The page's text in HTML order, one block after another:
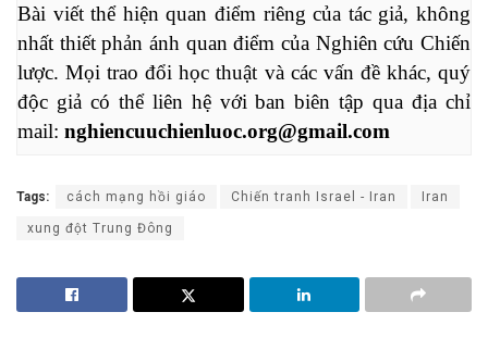
Bài viết thể hiện quan điểm riêng của tác giả, không
nhất thiết phản ánh quan điểm của Nghiên cứu Chiến
lược. Mọi trao đổi học thuật và các vấn đề khác, quý
độc giả có thể liên hệ với ban biên tập qua địa chỉ
mail: nghiencuuchienluoc.org@gmail.com
Tags: cách mạng hồi giáo Chiến tranh Israel - Iran Iran
xung đột Trung Đông